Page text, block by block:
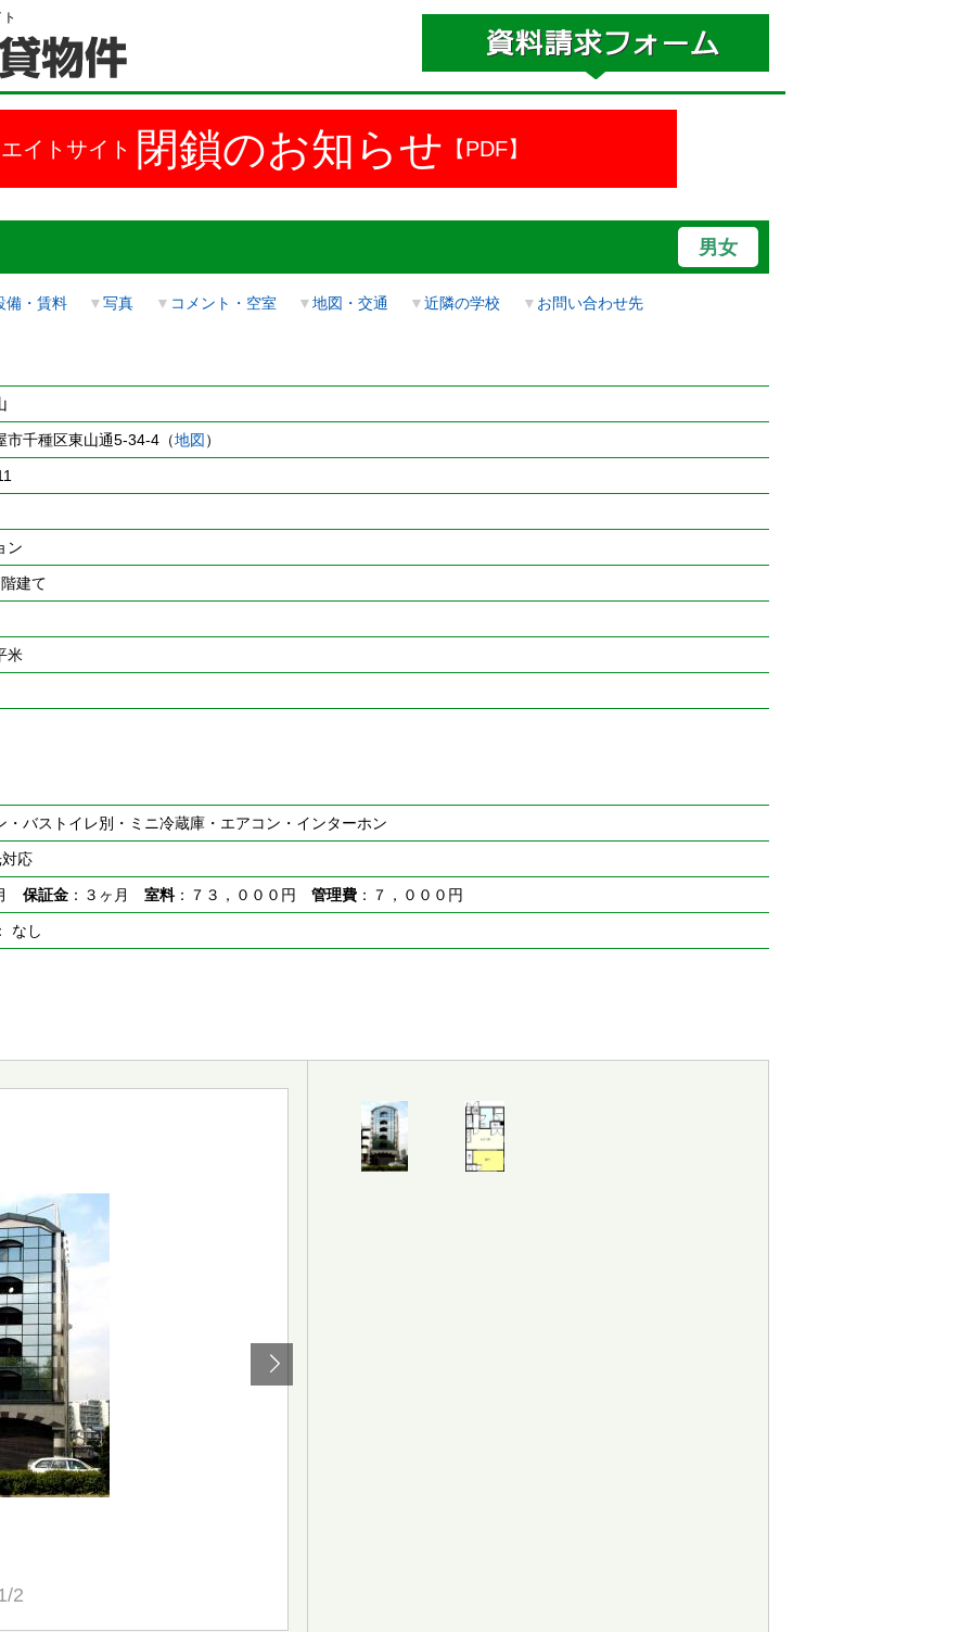
イトサイト 閉鎖のお知らせ 【PDF】
男女
備・賃料 ▼写真 ▼ コメント・空室 ▼地図・交通 ▼近隣の学校 ▼ お問い合わせ先
市千種区東山通5-34-4（地図）
ン
建て
米
・バストイレ別・ミニ冷蔵庫・エアコン・インターホン
応
保証金：３ヶ月 室料：７３，０００円 管理費：７，０００円
なし
2